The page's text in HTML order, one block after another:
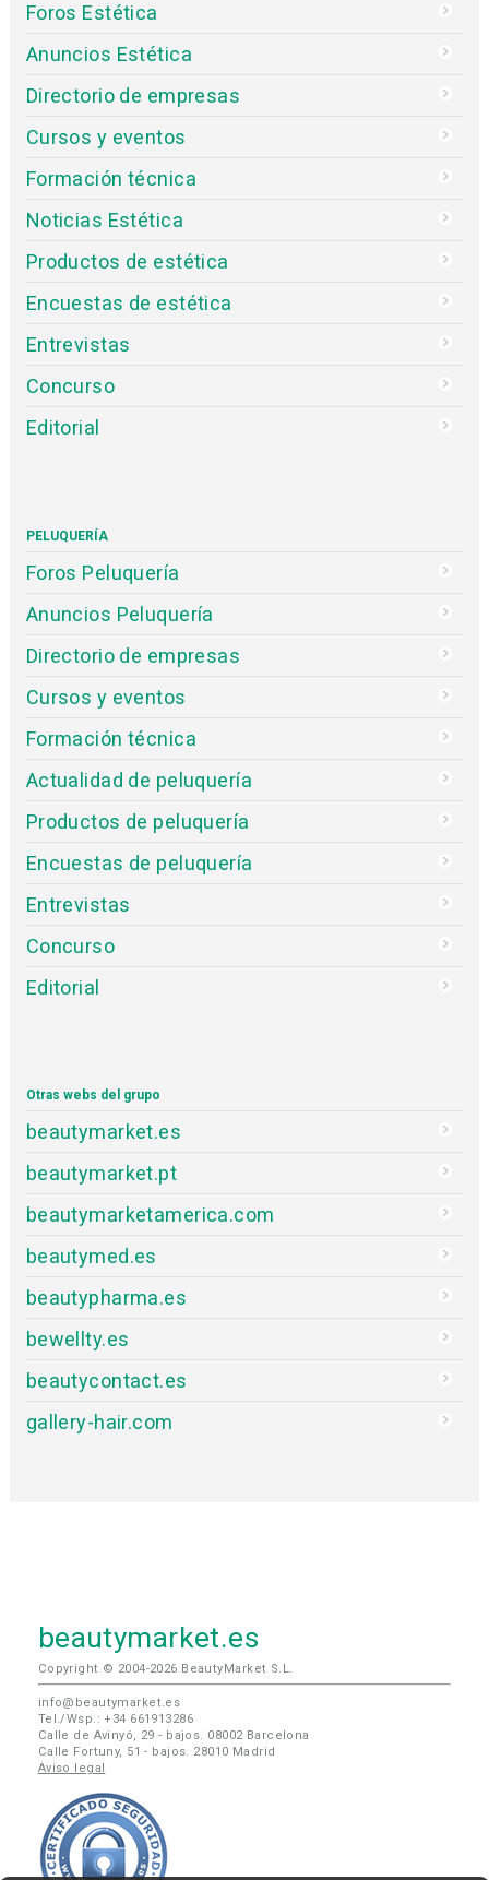
Foros Estética
Anuncios Estética
Directorio de empresas
Cursos y eventos
Formación técnica
Noticias Estética
Productos de estética
Encuestas de estética
Entrevistas
Concurso
Editorial
PELUQUERÍA
Foros Peluquería
Anuncios Peluquería
Directorio de empresas
Cursos y eventos
Formación técnica
Actualidad de peluquería
Productos de peluquería
Encuestas de peluquería
Entrevistas
Concurso
Editorial
Otras webs del grupo
beautymarket.es
beautymarket.pt
beautymarketamerica.com
beautymed.es
beautypharma.es
bewellty.es
beautycontact.es
gallery-hair.com
beautymarket.es
Copyright © 2004-2026 BeautyMarket S.L.
info@beautymarket.es
Tel./Wsp.: +34 661913286
Calle de Avinyó, 29 - bajos. 08002 Barcelona
Calle Fortuny, 51 - bajos. 28010 Madrid
Aviso legal